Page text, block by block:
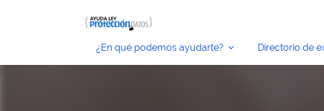
¿En qué podemos ayudarte? Directorio de
}